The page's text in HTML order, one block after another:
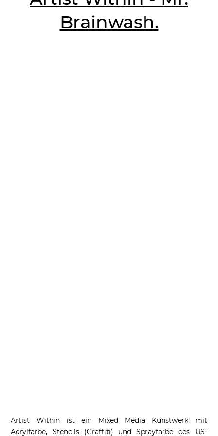
Brainwash.
Artist Within ist ein Mixed Media Kunstwerk mit
Acrylfarbe, Stencils (Graffiti) und Sprayfarbe des US-